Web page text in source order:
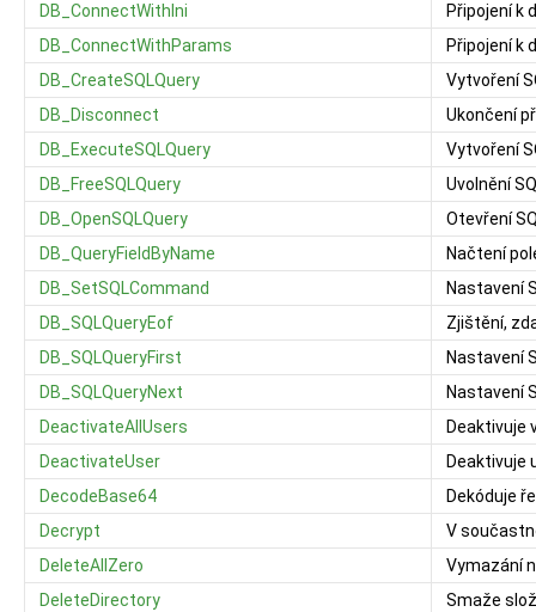
DB_ConnectWithIni
Připojení k
DB_ConnectWithParams
Připojení k
DB_CreateSQLQuery
Vytvoření
DB_Disconnect
Ukončení
DB_ExecuteSQLQuery
Vytvoření
DB_FreeSQLQuery
Uvolnění
DB_OpenSQLQuery
Otevření
DB_QueryFieldByName
Načtení
DB_SetSQLCommand
Nastavení
DB_SQLQueryEof
Zjištění,
DB_SQLQueryFirst
Nastavení
DB_SQLQueryNext
Nastavení
DeactivateAllUsers
Deaktivuje
DeactivateUser
Deaktivuje
DecodeBase64
Dekóduje
Decrypt
V
DeleteAllZero
Vymazání
DeleteDirectory
Smaže